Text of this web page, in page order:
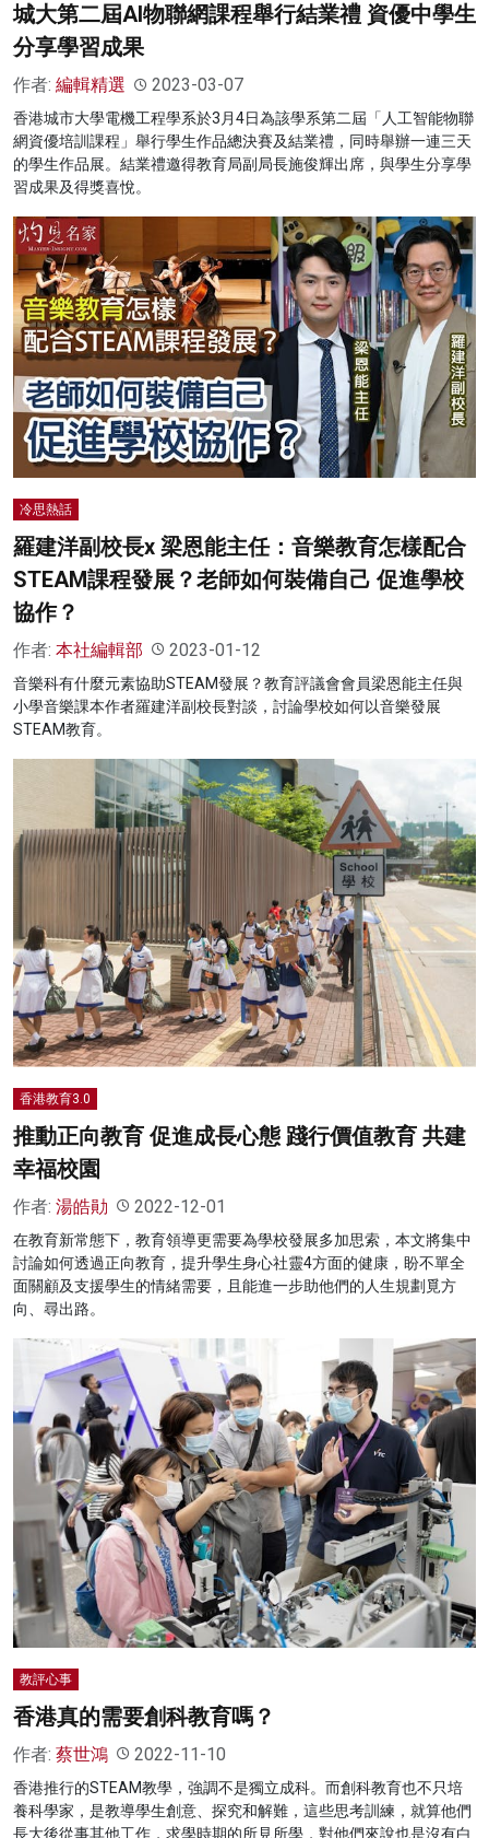
城大第二屆AI物聯網課程舉行結業禮 資優中學生
分享學習成果
作者: 編輯精選 2023-03-07
香港城市大學電機工程學系於3月4日為該學系第二屆「人工智能物聯
網資優培訓課程」舉行學生作品總決賽及結業禮，同時舉辦一連三天
的學生作品展。結業禮邀得教育局副局長施俊輝出席，與學生分享學
習成果及得獎喜悅。
冷思熱話
羅建洋副校長x 梁恩能主任：音樂教育怎樣配合
STEAM課程發展？老師如何裝備自己 促進學校
協作？
作者: 本社編輯部 2023-01-12
音樂科有什麼元素協助STEAM發展？教育評議會會員梁恩能主任與
小學音樂課本作者羅建洋副校長對談，討論學校如何以音樂發展
STEAM教育。
香港教育3.0
推動正向教育 促進成長心態 踐行價值教育 共建
幸福校園
作者: 湯皓勛 2022-12-01
在教育新常態下，教育領導更需要為學校發展多加思索，本文將集中
討論如何透過正向教育，提升學生身心社靈4方面的健康，盼不單全
面關顧及支援學生的情緒需要，且能進一步助他們的人生規劃覓方
向、尋出路。
教評心事
香港真的需要創科教育嗎？
作者: 蔡世鴻 2022-11-10
香港推行的STEAM教學，強調不是獨立成科。而創科教育也不只培
養科學家，是教導學生創意、探究和解難，這些思考訓練，就算他們
長大後從事其他工作，求學時期的所見所學，對他們來說也是沒有白